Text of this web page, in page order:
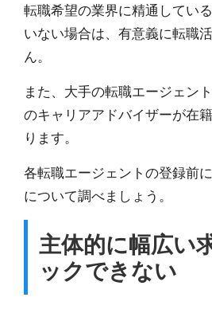
転職希望の業界に精通してい
いない場合は、有意義に転職
ん。
また、大手の転職エージェン
のキャリアアドバイザーが在
ります。
各転職エージェントの登録前
について調べましょう。
主体的に幅広い
ックできない